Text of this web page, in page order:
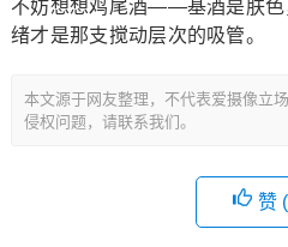
不妨想想鸡尾酒——基酒是肤色
绪才是那支搅动层次的吸管。
本文源于网友整理，不代表爱摄像立
侵权问题，请联系我们。
赞 (